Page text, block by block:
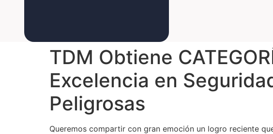
TDM Obtiene
Excelencia en
Peligrosas
Queremos compartir con gran emoción un logro reciente